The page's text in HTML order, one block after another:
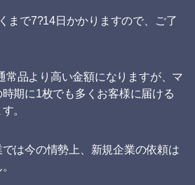
まで7?14日かかりますので、ご了
常品より高い金額になりますが、マ
期に1枚でも多くお客様に届ける
。
は今の情勢上、新規企業の依頼は